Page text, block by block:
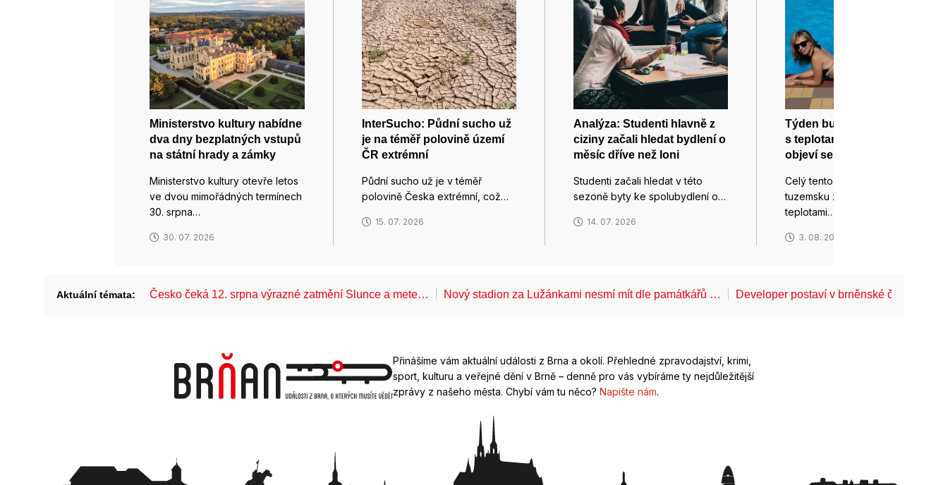
Ministerstvo kultury nabídne
dva dny bezplatných vstupů
na státní hrady a zámky
Ministerstvo kultury otevře letos
ve dvou mimořádných termínech
30. srpna…
30. 07. 2026
InterSucho: Půdní sucho už
je na téměř polovině území
ČR extrémní
Půdní sucho už je v téměř
polovině Česka extrémní, což…
15. 07. 2026
Analýza: Studenti hlavně z
ciziny začali hledat bydlení o
měsíc dříve než loni
Studenti začali hledat v této
sezoně byty ke spolubydlení o…
14. 07. 2026
Týden bude zřejmě tropický
s teplotami až 39 stupňů,
objeví se bouřky
Celý tento týden bude v
tuzemsku zřejmě tropický s
teplotami…
3. 08. 2026
Aktuální témata: Česko čeká 12. srpna výrazné zatmění Slunce a mete… Nový stadion za Lužánkami nesmí mít dle památkářů … Developer postaví v brněnské části
Přinášíme vám aktuální události z Brna a okolí. Přehledné zpravodajství, krimi,
sport, kulturu a veřejné dění v Brně – denně pro vás vybíráme ty nejdůležitější
zprávy z našeho města. Chybí vám tu něco? Napište nám.